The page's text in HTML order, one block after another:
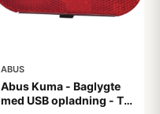
ABUS
Abus Kuma - Baglygte
med USB opladning - Til